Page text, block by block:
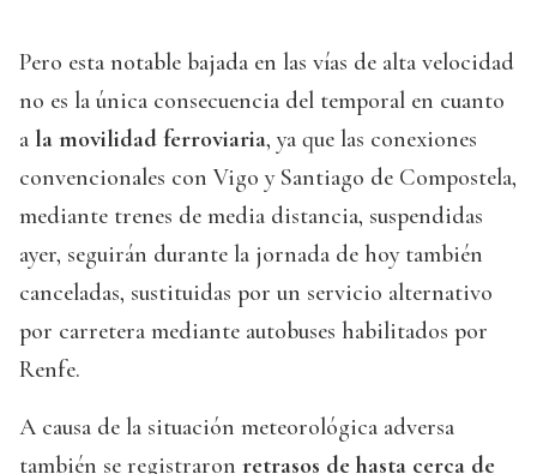
Pero esta notable bajada en las vías de alta velocidad
no es la única consecuencia del temporal en cuanto
a la movilidad ferroviaria, ya que las conexiones
convencionales con Vigo y Santiago de Compostela,
mediante trenes de media distancia, suspendidas
ayer, seguirán durante la jornada de hoy también
canceladas, sustituidas por un servicio alternativo
por carretera mediante autobuses habilitados por
Renfe.
A causa de la situación meteorológica adversa
también se registraron retrasos de hasta cerca de